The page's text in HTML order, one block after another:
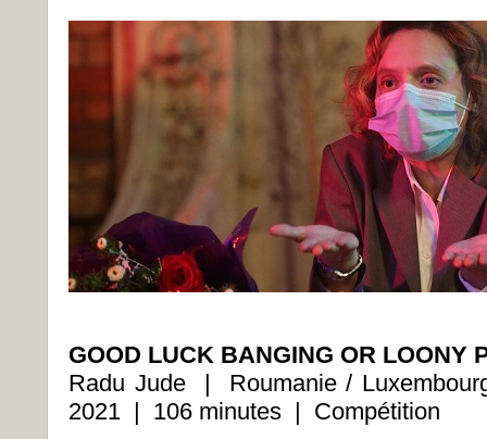
GOOD LUCK BANGING OR LOONY
Radu Jude | Roumanie /
2021 | 106 minutes | Compétition